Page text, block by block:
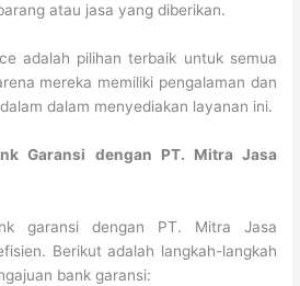
atau jasa yang diberikan.
adalah pilihan terbaik untuk semua
mereka memiliki pengalaman dan
dalam menyediakan layanan ini.
Garansi dengan PT. Mitra Jasa
garansi dengan PT. Mitra Jasa
Berikut adalah langkah-langkah
bank garansi: